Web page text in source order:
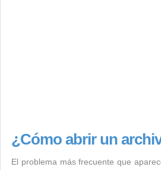
¿Cómo abrir un
El problema más frecuente que